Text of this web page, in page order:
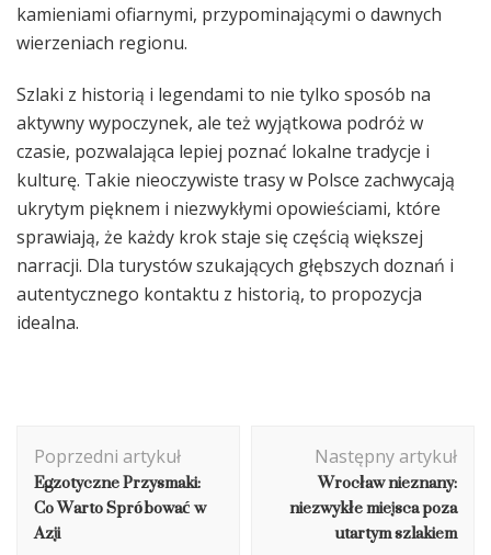
kamieniami ofiarnymi, przypominającymi o dawnych
wierzeniach regionu.
Szlaki z historią i legendami to nie tylko sposób na
aktywny wypoczynek, ale też wyjątkowa podróż w
czasie, pozwalająca lepiej poznać lokalne tradycje i
kulturę. Takie nieoczywiste trasy w Polsce zachwycają
ukrytym pięknem i niezwykłymi opowieściami, które
sprawiają, że każdy krok staje się częścią większej
narracji. Dla turystów szukających głębszych doznań i
autentycznego kontaktu z historią, to propozycja
idealna.
wpisu
Poprzedni artykuł
Egzotyczne Przysmaki:
Co Warto Spróbować w
Azji
Następny artykuł
Wrocław nieznany:
niezwykłe miejsca poza
utartym szlakiem